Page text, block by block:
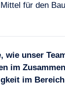
für den
wie unser
im
im Bereich